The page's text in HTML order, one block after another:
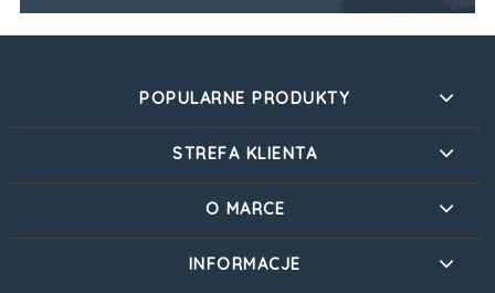
POPULARNE PRODUKTY
STREFA KLIENTA
O MARCE
INFORMACJE